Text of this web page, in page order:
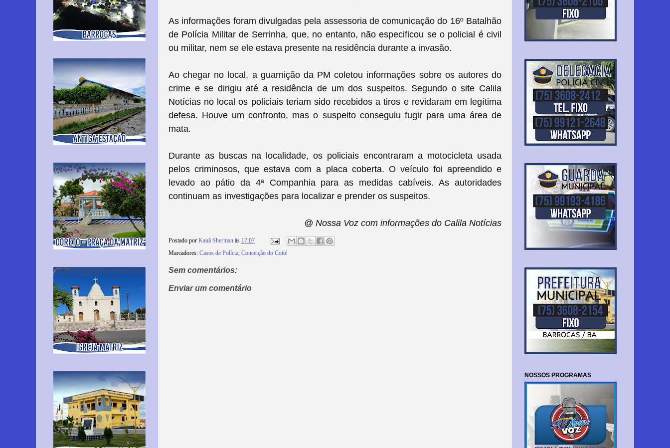
As informações foram divulgadas pela assessoria de comunicação do 16º Batalhão
de Polícia Militar de Serrinha, que, no entanto, não especificou se o policial é civil
ou militar, nem se ele estava presente na residência durante a invasão.
Ao chegar no local, a guarnição da PM coletou informações sobre os autores do
crime e se dirigiu até a residência de um dos suspeitos. Segundo o site Calila
Notícias no local os policiais teriam sido recebidos a tiros e revidaram em legítima
defesa. Houve um confronto, mas o suspeito conseguiu fugir para uma área de
mata.
Durante as buscas na localidade, os policiais encontraram a motocicleta usada
pelos criminosos, que estava com a placa coberta. O veículo foi apreendido e
levado ao pátio da 4ª Companhia para as medidas cabíveis.As autoridades
continuam as investigações para localizar e prender os suspeitos.
@ Nossa Voz com informações do Calila Notícias
Postado por Kauã Sherman às 17:07
Marcadores: Casos de Polícia, Conceição do Coité
Sem comentários:
Enviar um comentário
NOSSOS PROGRAMAS